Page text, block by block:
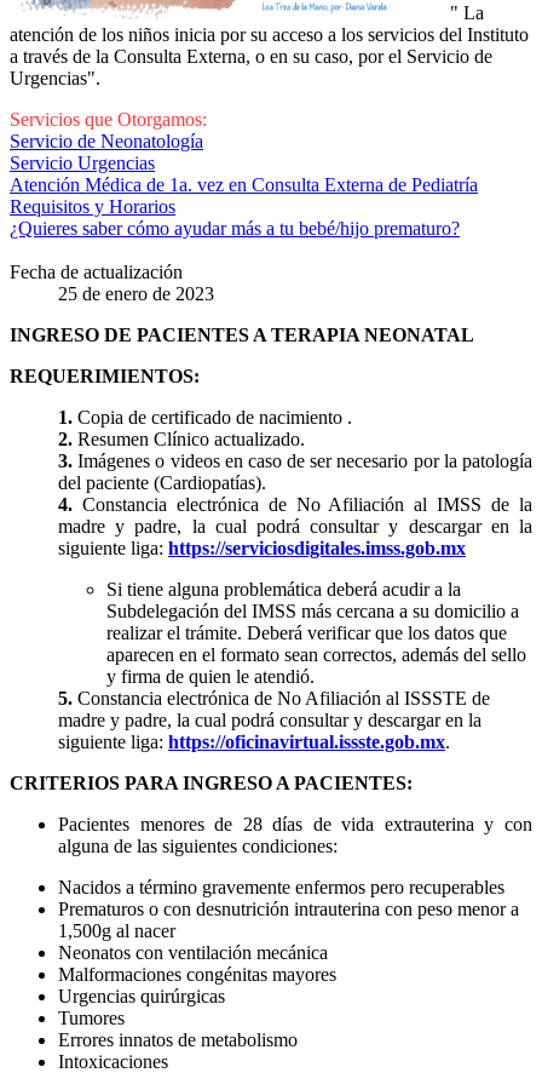
" La
atención de los niños inicia por su acceso a los servicios del Instituto
a través de la Consulta Externa, o en su caso, por el Servicio de
Urgencias".
Servicios que Otorgamos:
Servicio de Neonatología
Servicio Urgencias
Atención Médica de 1a. vez en Consulta Externa de Pediatría
Requisitos y Horarios
¿Quieres saber cómo ayudar más a tu bebé/hijo prematuro?
Fecha de actualización
25 de enero de 2023
INGRESO DE PACIENTES A TERAPIA NEONATAL
REQUERIMIENTOS:
1. Copia de certificado de nacimiento .
2. Resumen Clínico actualizado.
3. Imágenes o videos en caso de ser necesario por la patología
del paciente (Cardiopatías).
4. Constancia electrónica de No Afiliación al IMSS de la
madre y padre, la cual podrá consultar y descargar en la
siguiente liga: https://serviciosdigitales.imss.gob.mx
Si tiene alguna problemática deberá acudir a la
Subdelegación del IMSS más cercana a su domicilio a
realizar el trámite. Deberá verificar que los datos que
aparecen en el formato sean correctos, además del sello
y firma de quien le atendió.
5. Constancia electrónica de No Afiliación al ISSSTE de
madre y padre, la cual podrá consultar y descargar en la
siguiente liga: https://oficinavirtual.issste.gob.mx.
CRITERIOS PARA INGRESO A PACIENTES:
Pacientes menores de 28 días de vida extrauterina y con
alguna de las siguientes condiciones:
Nacidos a término gravemente enfermos pero recuperables
Prematuros o con desnutrición intrauterina con peso menor a
1,500g al nacer
Neonatos con ventilación mecánica
Malformaciones congénitas mayores
Urgencias quirúrgicas
Tumores
Errores innatos de metabolismo
Intoxicaciones